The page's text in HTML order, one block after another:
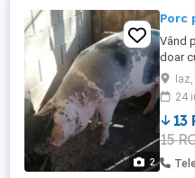
2
Porc
Vând
doar
13 lei
24
13
15